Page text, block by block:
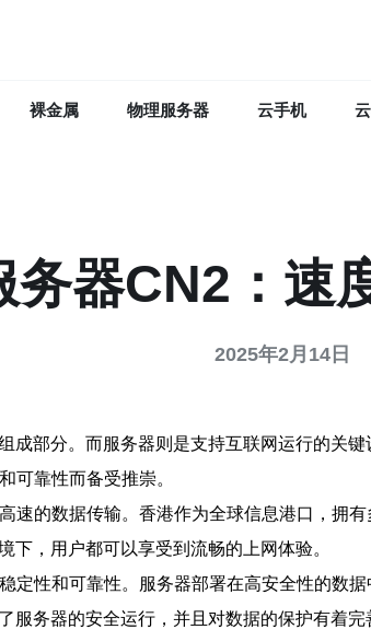
裸金属 物理服务器 云手机
务器CN2：速
2025年2月14日
成部分。而服务器则是支持互联网运行的关
可靠性而备受推崇。
速的数据传输。香港作为全球信息港口，拥
，用户都可以享受到流畅的上网体验。
定性和可靠性。服务器部署在高安全性的数
务器的安全运行，并且对数据的保护有着完